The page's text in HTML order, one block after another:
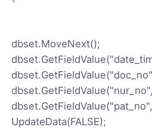
dbset.MoveNext();
UpdateData(FALSE);